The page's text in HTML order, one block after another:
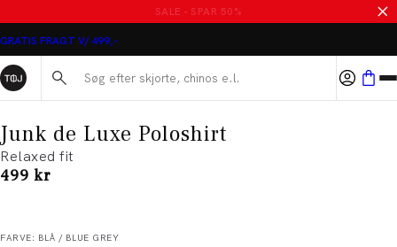
MASSER AF VARER PÅ UDSALG
GRATIS FRAGT V/ 499,-
Søg her...
Junk de Luxe Poloshirt
Relaxed fit
I alt (inkl. rabat)
499 kr
FARVE: BLÅ / BLUE GREY